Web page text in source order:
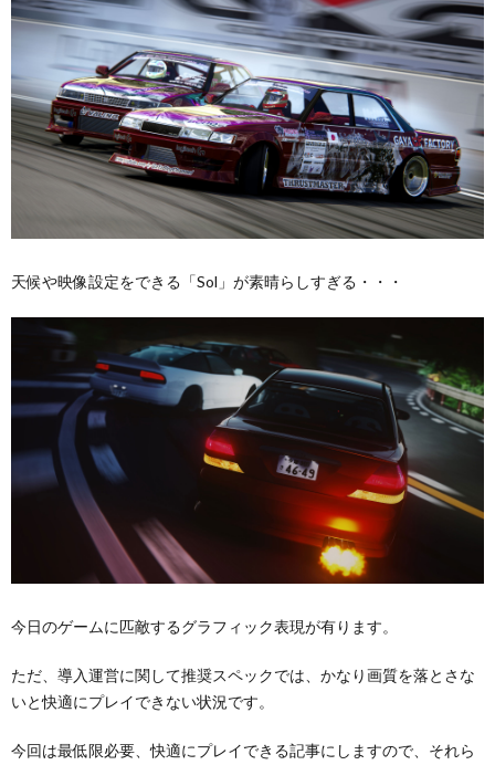
天候や映像設定をできる「Sol」が素晴らしすぎる・・・
今日のゲームに匹敵するグラフィック表現が有ります。
ただ、導入運営に関して推奨スペックでは、かなり画質を落とさな
いと快適にプレイできない状況です。
今回は最低限必要、快適にプレイできる記事にしますので、それら